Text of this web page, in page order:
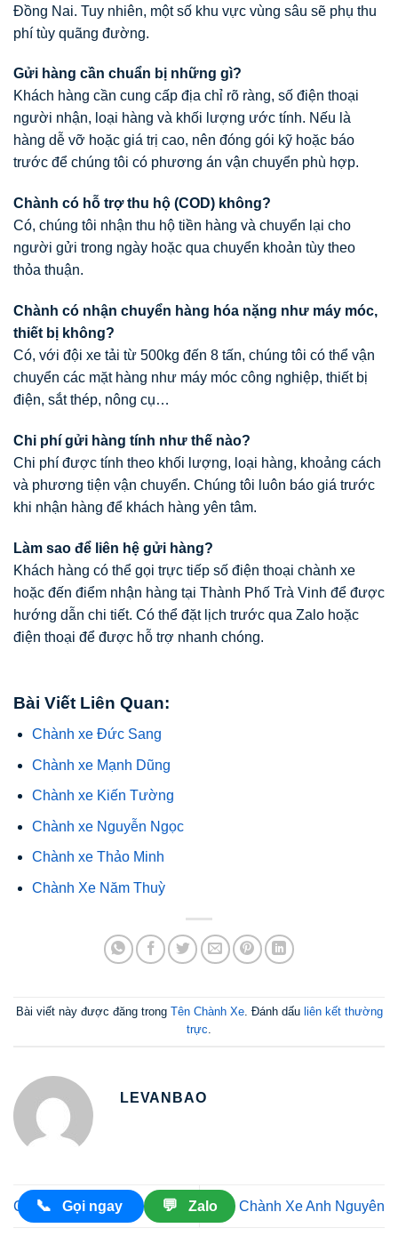
Đồng Nai. Tuy nhiên, một số khu vực vùng sâu sẽ phụ thu
phí tùy quãng đường.
Gửi hàng cần chuẩn bị những gì?
Khách hàng cần cung cấp địa chỉ rõ ràng, số điện thoại
người nhận, loại hàng và khối lượng ước tính. Nếu là
hàng dễ vỡ hoặc giá trị cao, nên đóng gói kỹ hoặc báo
trước để chúng tôi có phương án vận chuyển phù hợp.
Chành có hỗ trợ thu hộ (COD) không?
Có, chúng tôi nhận thu hộ tiền hàng và chuyển lại cho
người gửi trong ngày hoặc qua chuyển khoản tùy theo
thỏa thuận.
Chành có nhận chuyển hàng hóa nặng như máy móc,
thiết bị không?
Có, với đội xe tải từ 500kg đến 8 tấn, chúng tôi có thể vận
chuyển các mặt hàng như máy móc công nghiệp, thiết bị
điện, sắt thép, nông cụ…
Chi phí gửi hàng tính như thế nào?
Chi phí được tính theo khối lượng, loại hàng, khoảng cách
và phương tiện vận chuyển. Chúng tôi luôn báo giá trước
khi nhận hàng để khách hàng yên tâm.
Làm sao để liên hệ gửi hàng?
Khách hàng có thể gọi trực tiếp số điện thoại chành xe
hoặc đến điểm nhận hàng tại Thành Phố Trà Vinh để được
hướng dẫn chi tiết. Có thể đặt lịch trước qua Zalo hoặc
điện thoại để được hỗ trợ nhanh chóng.
📞 Gọi ngay 💬 Zalo
Bài Viết Liên Quan:
Chành xe Đức Sang
Chành xe Mạnh Dũng
Chành xe Kiến Tường
Chành xe Nguyễn Ngọc
Chành xe Thảo Minh
Chành Xe Năm Thuỳ
Bài viết này được đăng trong Tên Chành Xe. Đánh dấu liên kết thường
trực.
LEVANBAO
Chành xe Quí Thư Chành Xe Anh Nguyên